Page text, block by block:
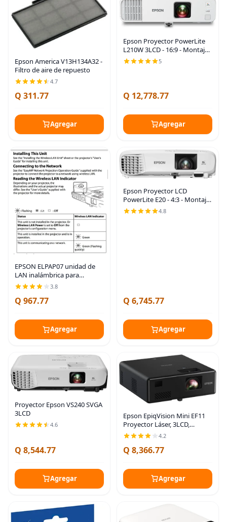
Epson America V13H134A32 -
Filtro de aire de repuesto
4.7
Q 311.77
Agregar
Epson Proyector PowerLite
L210W 3LCD - 16:9 - Montaje
en techo
5
Q 12,778.77
Agregar
EPSON ELPAP07 unidad de
LAN inalámbrica para
proyector
3.8
Q 967.77
Agregar
Epson Proyector LCD
PowerLite E20 - 4:3 - Montaje
en techo - Blanco
4.8
Q 6,745.77
Agregar
Proyector Epson VS240 SVGA
3LCD
4.6
Q 8,544.77
Agregar
Epson EpiqVision Mini EF11
Proyector Láser, 3LCD,
Portátil, Full HD 1080p, 1000
lúmenes de brillo de color y
blanco, Altavoz Integrado,
4.2
Q 8,366.77
Agregar